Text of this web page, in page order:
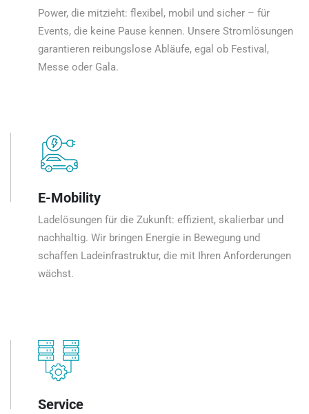
Power, die mitzieht: flexibel, mobil und sicher – für
Events, die keine Pause kennen. Unsere Stromlösungen
garantieren reibungslose Abläufe, egal ob Festival,
Messe oder Gala.
E-Mobility
Ladelösungen für die Zukunft: effizient, skalierbar und
nachhaltig. Wir bringen Energie in Bewegung und
schaffen Ladeinfrastruktur, die mit Ihren Anforderungen
wächst.
Service